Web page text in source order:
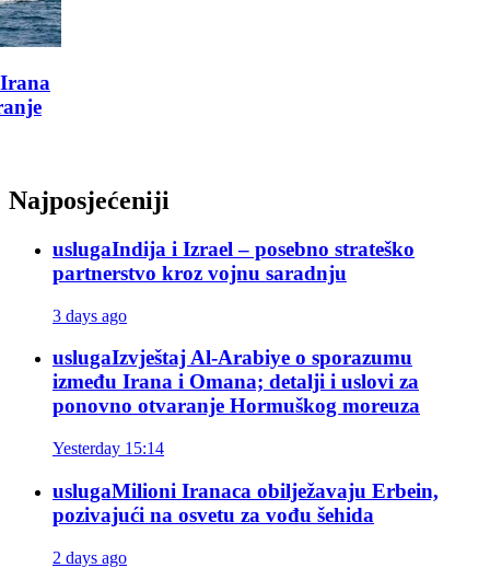
Najposjećeniji
uslugaIndija i Izrael – posebno strateško
partnerstvo kroz vojnu saradnju
3 days ago
uslugaIzvještaj Al-Arabiye o sporazumu
između Irana i Omana; detalji i uslovi za
ponovno otvaranje Hormuškog moreuza
Yesterday 15:14
uslugaMilioni Iranaca obilježavaju Erbein,
pozivajući na osvetu za vođu šehida
2 days ago